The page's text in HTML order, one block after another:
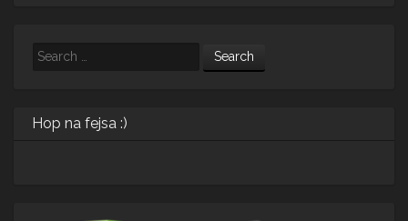
Search
Hop na fejsa :)